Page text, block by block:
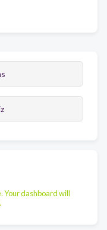
Your dashboard will